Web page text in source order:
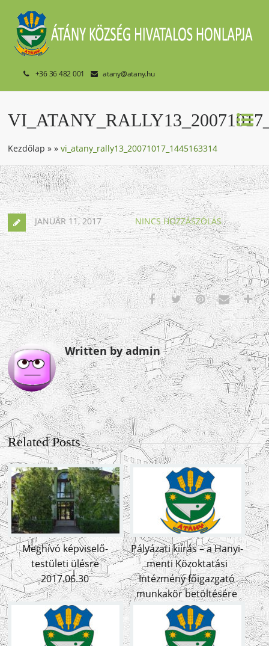
+36 36 482 001 atany@atany.hu
Kezdőlap »»vi_atany_rally13_20071017_1445163314
JANUÁR 11, 2017 NINCS HOZZÁSZÓLÁS
Written by admin
Related Posts
Meghívó képviselő-
testületi ülésre
2017.06.30
Pályázati kiírás – a Hanyi-
menti Közoktatási
Intézmény főigazgató
munkakör betöltésére